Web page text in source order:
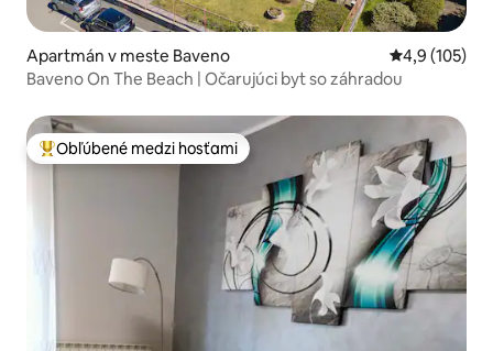
Apartmán v meste Baveno Priemerné
4,9 (105)
Baveno On The Beach | Očarujúci byt so záhradou
Najobľúbenejšie medzi hosťami
Obľúbené medzi hosťami